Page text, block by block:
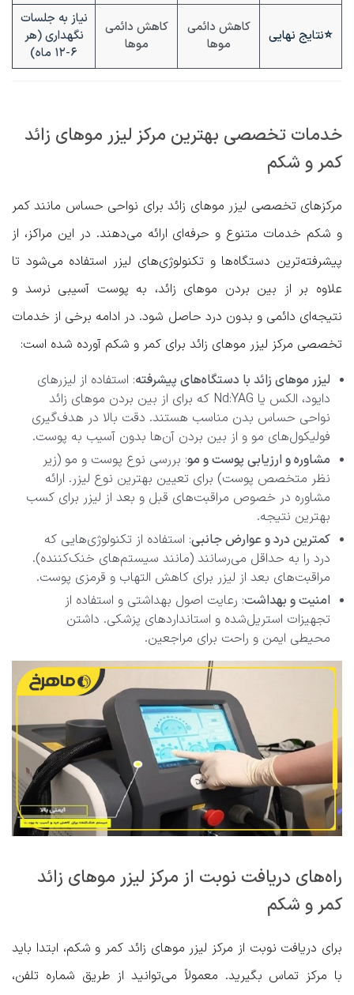
⭐نتایج نهایی
کاهش دائمی
موها
کاهش دائمی
موها
نیاز به جلسات
نگهداری (هر
۶-۱۲ ماه)
خدمات تخصصی بهترین مرکز لیزر موهای زائد
کمر و شکم
مرکزهای تخصصی لیزر موهای زائد برای نواحی حساس مانند کمر
و شکم خدمات متنوع و حرفه‌ای ارائه می‌دهند. در این مراکز، از
پیشرفته‌ترین دستگاه‌ها و تکنولوژی‌های لیزر استفاده می‌شود تا
علاوه بر از بین بردن موهای زائد، به پوست آسیبی نرسد و
نتیجه‌ای دائمی و بدون درد حاصل شود. در ادامه برخی از خدمات
تخصصی مرکز لیزر موهای زائد برای کمر و شکم آورده شده است:
لیزر موهای زائد با دستگاه‌های پیشرفته: استفاده از لیزرهای
دایود، الکس یا Nd:YAG که برای از بین بردن موهای زائد
نواحی حساس بدن مناسب هستند. دقت بالا در هدف‌گیری
فولیکول‌های مو و از بین بردن آن‌ها بدون آسیب به پوست.
مشاوره و ارزیابی پوست و مو: بررسی نوع پوست و مو (زیر
نظر متخصص پوست) برای تعیین بهترین نوع لیزر. ارائه
مشاوره در خصوص مراقبت‌های قبل و بعد از لیزر برای کسب
بهترین نتیجه.
کمترین درد و عوارض جانبی: استفاده از تکنولوژی‌هایی که
درد را به حداقل می‌رسانند (مانند سیستم‌های خنک‌کننده).
مراقبت‌های بعد از لیزر برای کاهش التهاب و قرمزی پوست.
امنیت و بهداشت: رعایت اصول بهداشتی و استفاده از
تجهیزات استریل‌شده و استانداردهای پزشکی. داشتن
محیطی ایمن و راحت برای مراجعین.
راه‌های دریافت نوبت از مرکز لیزر موهای زائد
کمر و شکم
برای دریافت نوبت از مرکز لیزر موهای زائد کمر و شکم، ابتدا باید
با مرکز تماس بگیرید. معمولاً می‌توانید از طریق شماره تلفن،